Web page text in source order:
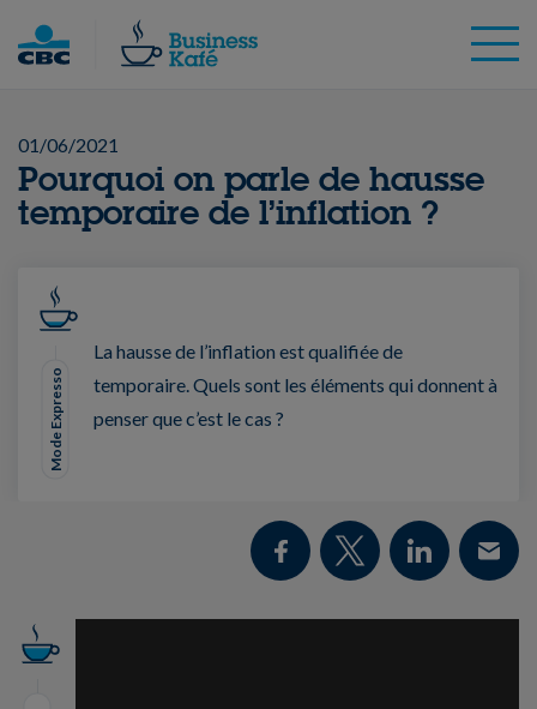
01/06/2021
Pourquoi on parle de hausse
temporaire de l’inflation ?
Mode Expresso
La hausse de l’inflation est qualifiée de
temporaire. Quels sont les éléments qui donnent à
penser que c’est le cas ?